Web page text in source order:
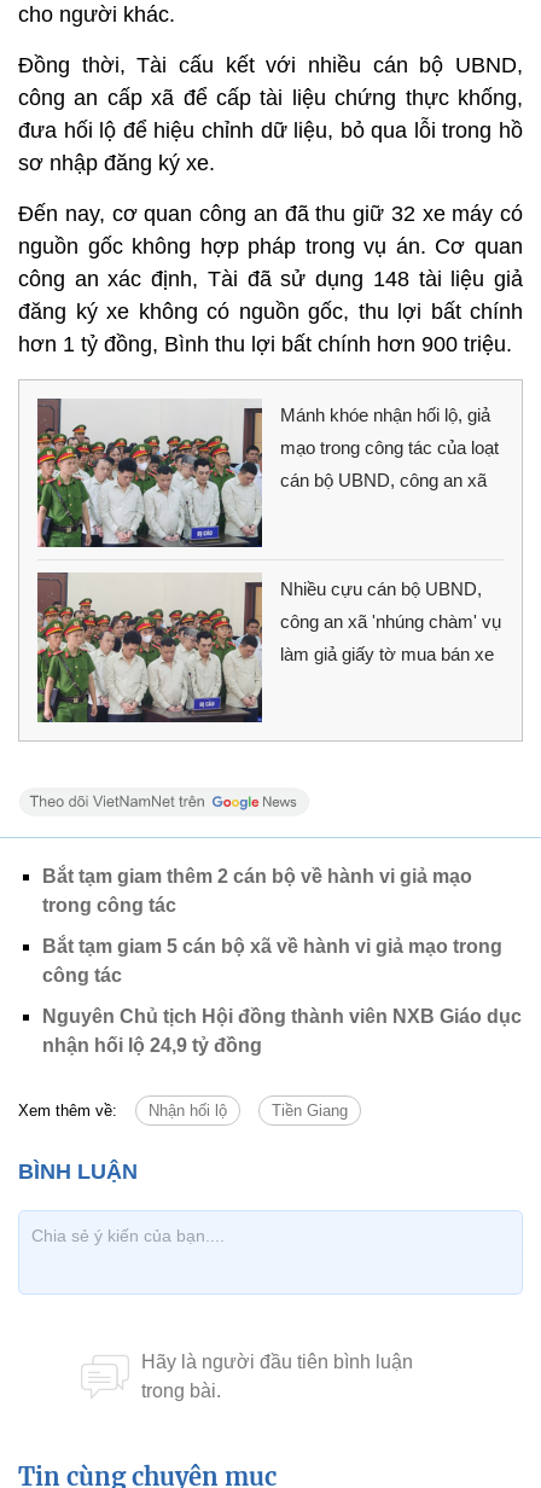
cho người khác.
Đồng thời, Tài cấu kết với nhiều cán bộ UBND,
công an cấp xã để cấp tài liệu chứng thực khống,
đưa hối lộ để hiệu chỉnh dữ liệu, bỏ qua lỗi trong hồ
sơ nhập đăng ký xe.
Đến nay, cơ quan công an đã thu giữ 32 xe máy có
nguồn gốc không hợp pháp trong vụ án. Cơ quan
công an xác định, Tài đã sử dụng 148 tài liệu giả
đăng ký xe không có nguồn gốc, thu lợi bất chính
hơn 1 tỷ đồng, Bình thu lợi bất chính hơn 900 triệu.
Mánh khóe nhận hối lộ, giả
mạo trong công tác của loạt
cán bộ UBND, công an xã
Nhiều cựu cán bộ UBND,
công an xã 'nhúng chàm' vụ
làm giả giấy tờ mua bán xe
Bắt tạm giam thêm 2 cán bộ về hành vi giả mạo
trong công tác
Bắt tạm giam 5 cán bộ xã về hành vi giả mạo trong
công tác
Nguyên Chủ tịch Hội đồng thành viên NXB Giáo dục
nhận hối lộ 24,9 tỷ đồng
Xem thêm về: Nhận hối lộ Tiền Giang
Tin cùng chuyên mục